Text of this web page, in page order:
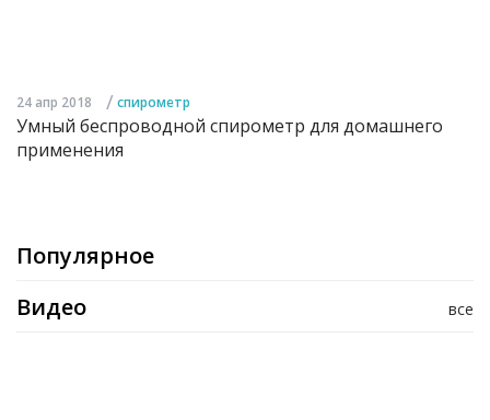
24 апр 2018 / спирометр
Умный беспроводной спирометр для домашнего
применения
Популярное
все
Видео